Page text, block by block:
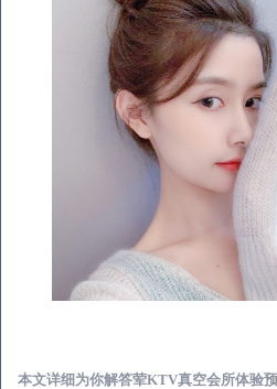
本文详细为你解答荤KTV真空会所体验